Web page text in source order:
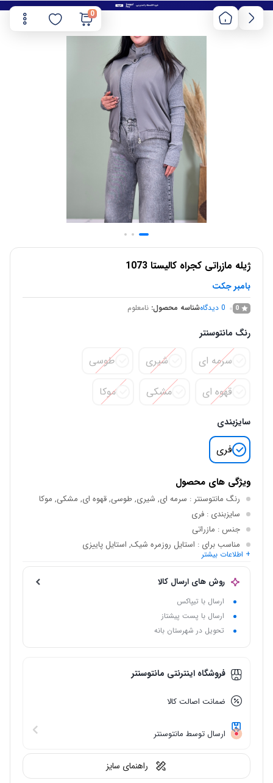
0
ژیله مازراتی کجراه کالیستا 1073
بامبر جکت
0
0 دیدگاهشناسه محصول: نامعلوم
رنگ مانتوسنتر
سرمه ای شیری طوسی
قهوه ای مشکی موکا
سایزبندی
فری
ویژگی های محصول
رنگ مانتوسنتر : سرمه ای, شیری, طوسی, قهوه ای, مشکی, موکا
سایزبندی : فری
جنس : مازراتی
مناسب برای : استایل روزمره شیک, استایل پاییزی
نام اختصاری
+ اطلاعات بیشتر
روش های ارسال کالا
ارسال با تیپاکس
ارسال با پست پیشتاز
تحویل در شهرستان بانه
فروشگاه اینترنتی مانتوسنتر
ضمانت اصالت کالا
ارسال توسط مانتوسنتر
راهنمای سایز